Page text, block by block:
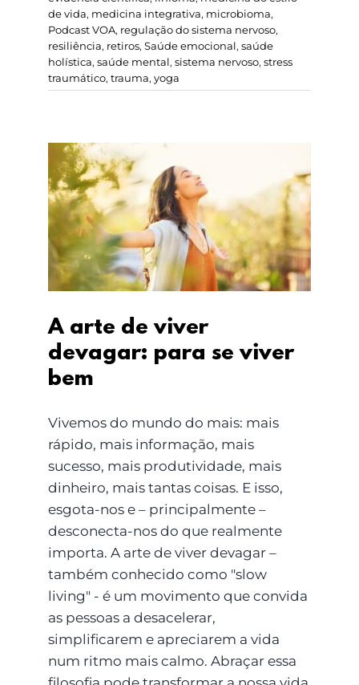
de vida, medicina integrativa, microbioma,
Podcast VOA, regulação do sistema nervoso,
resiliência, retiros, Saúde emocional, saúde
holística, saúde mental, sistema nervoso, stress
traumático, trauma, yoga
A arte de viver
devagar: para se viver
bem
A arte de viver
devagar: para se viver
bem
Vivemos do mundo do mais: mais
rápido, mais informação, mais
sucesso, mais produtividade, mais
dinheiro, mais tantas coisas. E isso,
esgota-nos e – principalmente –
desconecta-nos do que realmente
importa. A arte de viver devagar –
também conhecido como "slow
living" - é um movimento que convida
as pessoas a desacelerar,
simplificarem e apreciarem a vida
num ritmo mais calmo. Abraçar essa